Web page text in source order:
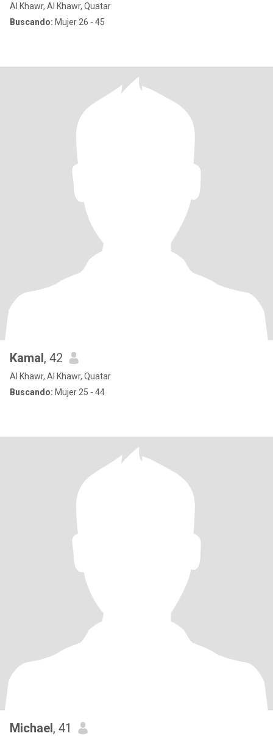
Al Khawr, Al Khawr, Quatar
Buscando: Mujer 26 - 45
Kamal, 42
Al Khawr, Al Khawr, Quatar
Buscando: Mujer 25 - 44
Michael, 41